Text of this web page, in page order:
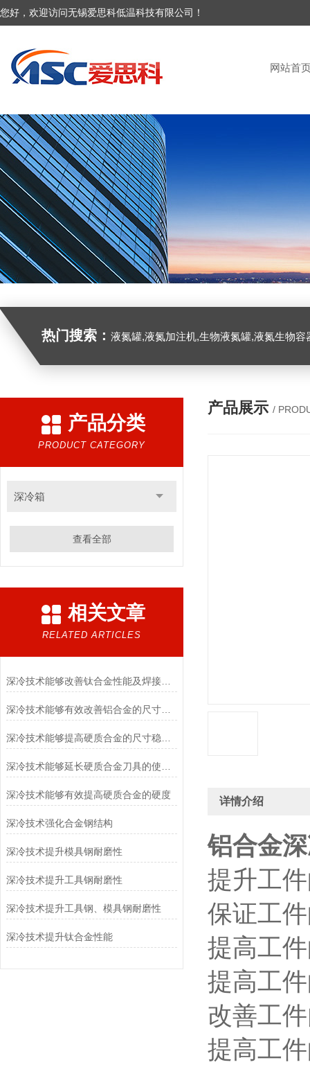
您好，欢迎访问无锡爱思科低温科技有限公司！
网站首
热门搜索： 液氮罐,液氮加注机,生物液氮罐,液氮生物容器,
产品分类
PRODUCT CATEGORY
深冷箱
查看全部
相关文章
RELATED ARTICLES
深冷技术能够改善钛合金性能及焊接件的尺寸稳定性
深冷技术能够有效改善铝合金的尺寸稳定性，提高零件精度
深冷技术能够有效提高硬质合金的硬度
深冷技术强化合金钢结构
深冷技术提升模具钢耐磨性
深冷技术提升工具钢耐磨性
深冷技术提升工具钢、模具钢耐磨性
深冷技术提升钛合金性能
产品展示 /
详情介绍
铝合金
提升工
保证工
提高工
提高工
改善工
提高工